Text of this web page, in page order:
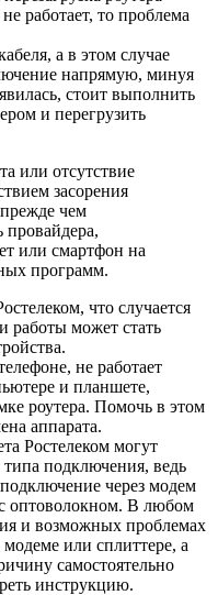
работает, то проблема
а в этом случае
напрямую, минуя
стоит выполнить
и перегрузить
или отсутствие
засорения
чем
или смартфон на
программ.
что случается
работы может стать
не работает
и планшете,
роутера. Помочь в этом
аппарата.
Ростелеком могут
типа подключения, ведь
через модем
оптоволокном. В любом
и возможных проблемах
или сплиттере, а
самостоятельно
инструкцию.